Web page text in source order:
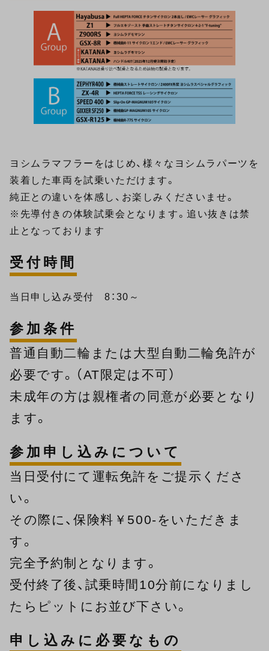
ヨシムラマフラーをはじめ、様々なヨシムラパーツを
装着した車両を試乗いただけます。
純正との違いを体感し、お楽しみくださいませ。
※先導付きの体験試乗会となります。追い抜きは禁
止となっております
受付時間
当日申し込み受付 8：30～
参加条件
普通自動二輪または大型自動二輪免許が
必要です。（AT限定は不可）
未成年の方は親権者の同意が必要となり
ます。
参加申し込みについて
当日受付にて運転免許をご提示くださ
い。
その際に、保険料￥500-をいただきま
す。
完全予約制となります。
受付終了後、試乗時間10分前になりまし
たらピットにお並び下さい。
申し込みに必要なもの